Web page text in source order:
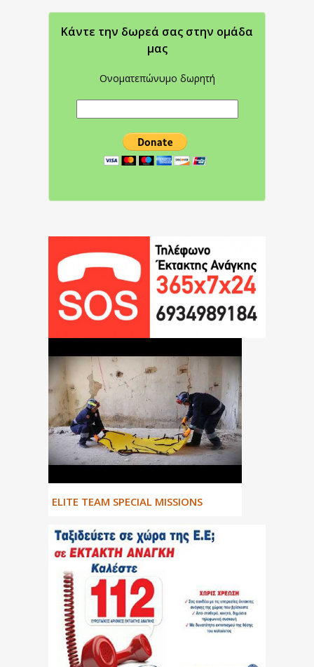
Κάντε την δωρεά σας στην oμάδα
μας
Ονοματεπώνυμο δωρητή
ΕLITE TEAM SPECIAL MISSIONS